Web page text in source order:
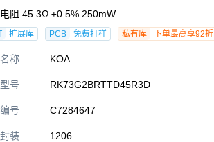
阻 45.3Ω ±0.5% 250mW
扩展库 PCB 免费打样 私有库 下单最高享92折
称 KOA
号 RK73G2BRTTD45R3D
号 C7284647
装 1206​